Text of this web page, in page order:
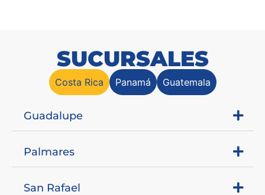
SUCURSALES
Costa Rica Panamá Guatemala
Guadalupe
Palmares
San Rafael